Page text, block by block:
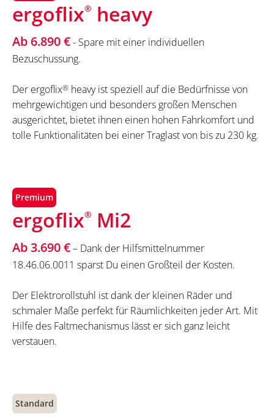
ergoflix® heavy
Ab 6.890 €- Spare mit einer individuellen
Bezuschussung.
Der ergoflix® heavy ist speziell auf die Bedürfnisse von
mehrgewichtigen und besonders großen Menschen
ausgerichtet, bietet ihnen einen hohen Fahrkomfort und
tolle Funktionalitäten bei einer Traglast von bis zu 230 kg.
Premium
ergoflix® Mi2
Ab 3.690 €– Dank der Hilfsmittelnummer
18.46.06.0011 sparst Du einen Großteil der Kosten.
Der Elektrorollstuhl ist dank der kleinen Räder und
schmaler Maße perfekt für Räumlichkeiten jeder Art. Mit
Hilfe des Faltmechanismus lässt er sich ganz leicht
verstauen.
Standard